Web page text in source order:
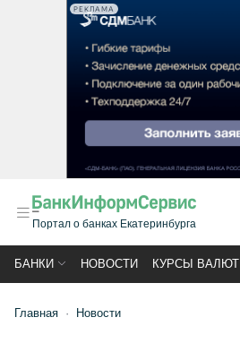
РЕКЛАМА
Портал о банках Екатеринбурга
БАНКИ НОВОСТИ КУРСЫ ВАЛЮТ
Главная Новости